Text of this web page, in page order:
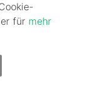
für mehr